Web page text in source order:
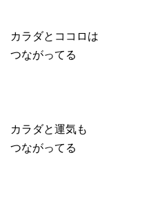
カラダとココロは
つながってる
カラダと運気も
つながってる